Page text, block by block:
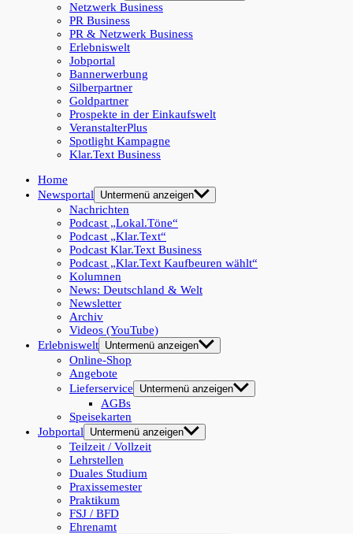
Netzwerk Business
PR Business
PR & Netzwerk Business
Erlebniswelt
Jobportal
Bannerwerbung
Silberpartner
Goldpartner
Prospekte in der Einkaufswelt
VeranstalterPlus
Spotlight Kampagne
Klar.Text Business
Home
Newsportal
Untermenü anzeigen
Nachrichten
Podcast „Lokal.Töne“
Podcast „Klar.Text“
Podcast Klar.Text Business
Podcast „Klar.Text Kaufbeuren wählt“
Kolumnen
News: Deutschland & Welt
Newsletter
Archiv
Videos (YouTube)
Erlebniswelt Untermenü anzeigen
Online-Shop
Angebote
Lieferservice
Untermenü anzeigen
AGBs
Speisekarten
Jobportal
Untermenü anzeigen
Teilzeit / Vollzeit
Lehrstellen
Duales Studium
Praxissemester
Praktikum
FSJ / BFD
Ehrenamt